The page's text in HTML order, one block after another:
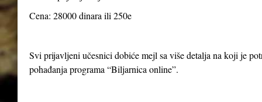
Cena: 28000 dinara ili 250e
Svi prijavljeni učesnici dobiće mejl sa više detalja na koji je
pohađanja programa “Biljarnica online”.